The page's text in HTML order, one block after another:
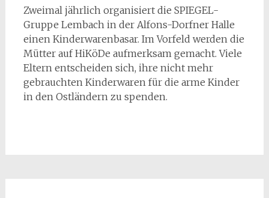
Zweimal jährlich organisiert die SPIEGEL-
Gruppe Lembach in der Alfons-Dorfner Halle
einen Kinderwarenbasar. Im Vorfeld werden die
Mütter auf HiKöDe aufmerksam gemacht. Viele
Eltern entscheiden sich, ihre nicht mehr
gebrauchten Kinderwaren für die arme Kinder
in den Ostländern zu spenden.